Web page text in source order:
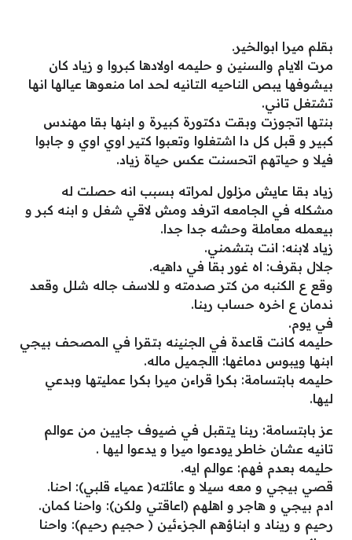
بقلم ميرا ابوالخير.
مرت الايام والسنين و حليمه اولادها كبروا و زياد كان
بيشوفها يبص الناحيه التانيه لحد اما منعوها عيالها انها
تشتغل تاني.
بنتها اتجوزت وبقت دكتورة كبيرة و ابنها بقا مهندس
كبير و قبل كل دا اشتغلوا وتعبوا كتير اوي اوي و جابوا
فيلا و حياتهم اتحسنت عكس حياة زياد.
زياد بقا عايش مزلول لمراته بسبب انه حصلت له
مشكله في الجامعه اترفد ومش لاقي شغل و ابنه كبر و
بيعمله معاملة وحشه جدا جدا.
زياد لابنه: انت بتشمني.
جلال بقرف: اه غور بقا في داهيه.
وقع ع الكنبه من كتر صدمته و للاسف جاله شلل وقعد
ندمان ع اخره حساب ربنا.
في يوم.
حليمه كانت قاعدة في الجنينه بتقرا في المصحف بيجي
ابنها ويبوس دماغها: االجميل ماله.
حليمه بابتسامة: بكرا قراءن ميرا بكرا عمليتها وبدعي
ليها.
عز بابتسامة: ربنا يتقبل في ضيوف جايين من عوالم
تانيه عشان خاطر يودعوا ميرا و يدعوا ليها .
حليمه بعدم فهم: عوالم ايه.
قصي بيجي و معه سيلا و عائلته( عمياء قلبي): احنا.
ادم بيجي و هاجر و اهلهم (اعاقتي ولكن): واحنا كمان.
رحيم و ريناد و ابناؤهم الجزءئين ( حجيم رحيم): واحنا